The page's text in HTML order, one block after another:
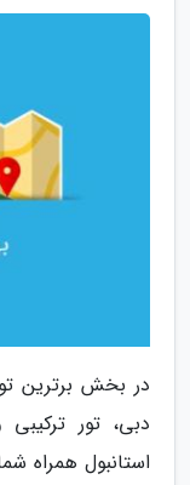
در بخش برترین
دبی، تور ترکیبی
استانبول همراه